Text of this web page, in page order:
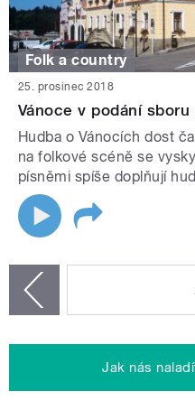
Folk a country
25. prosinec 2018
Vánoce v podání sboru
Hudba o Vánocích dost
na folkové scéně se
písněmi spíše doplňují
Jak nás